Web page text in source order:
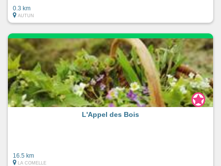
0.3 km
AUTUN
L'Appel des Bois
16.5 km
LA COMELLE